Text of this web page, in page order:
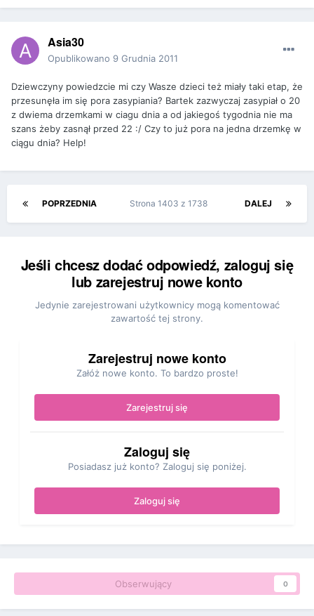
Asia30
Opublikowano 9 Grudnia 2011
Dziewczyny powiedzcie mi czy Wasze dzieci też miały taki etap, że
przesunęła im się pora zasypiania? Bartek zazwyczaj zasypiał o 20
z dwiema drzemkami w ciagu dnia a od jakiegoś tygodnia nie ma
szans żeby zasnął przed 22 :/ Czy to już pora na jedna drzemkę w
ciągu dnia? Help!
POPRZEDNIA DALEJ
Strona 1403 z 1738
Jeśli chcesz dodać odpowiedź, zaloguj się
lub zarejestruj nowe konto
Jedynie zarejestrowani użytkownicy mogą komentować
zawartość tej strony.
Zarejestruj nowe konto
Załóż nowe konto. To bardzo proste!
Zarejestruj się
Zaloguj się
Posiadasz już konto? Zaloguj się poniżej.
Zaloguj się
Obserwujący 0